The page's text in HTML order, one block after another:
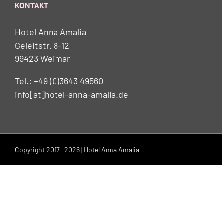
KONTAKT
Hotel Anna Amalia
Geleitstr. 8-12
99423 Weimar
Tel.: +49 (0)3643 49560
info[at]hotel-anna-amalia.de
Copyright 2017- 2026 | Hotel Anna Amalia